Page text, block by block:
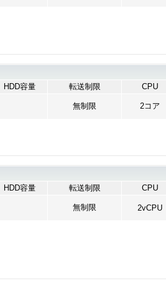
HDD容量 転送制限 CPU
無制限 2コア
HDD容量 転送制限 CPU
無制限 2vCPU